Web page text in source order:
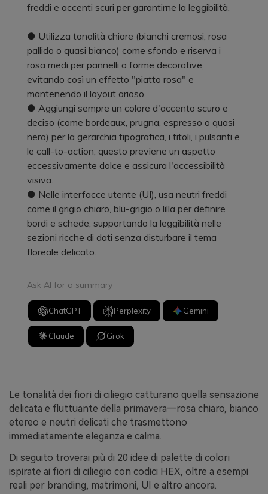
freddi e accenti scuri per garantirne la leggibilità.
● Utilizza tonalità chiare (bianchi cremosi, rosa
pallido o quasi bianco) come sfondo e riserva i
rosa medi per pannelli o forme decorative,
evitando così un effetto "piatto rosa" e
mantenendo il layout arioso.
● Aggiungi sempre un colore d'accento scuro e
deciso (come bordeaux, prugna, espresso o quasi
nero) per la gerarchia tipografica, i titoli, i pulsanti e
le call-to-action; questo previene un aspetto
eccessivamente dolce e assicura l'accessibilità
visiva.
● Nelle interfacce utente (UI), usa neutri freddi
come il grigio chiaro, blu-grigio o lilla per definire
bordi e schede, supportando la leggibilità nelle
sezioni ricche di dati senza disturbare il tema
floreale delicato.
Ask AI for a summary
ChatGPT Perplexity Gemini
Claude Grok
Le tonalità dei fiori di ciliegio catturano quella sensazione
delicata e fluttuante della primavera—rosa chiaro, bianco
etereo e neutri delicati che trasmettono
immediatamente eleganza e calma.
Di seguito troverai più di 20 idee di palette di colori
ispirate ai fiori di ciliegio con codici HEX, oltre a esempi
reali per branding, matrimoni, UI e altro ancora.